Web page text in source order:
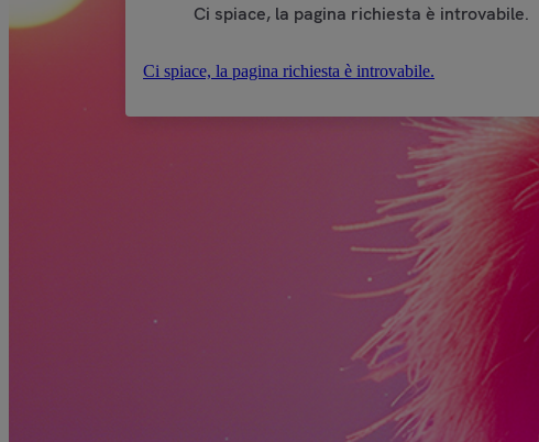
Ci spiace, la pagina richiesta è introvabile.
Ci spiace, la pagina richiesta è introvabile.